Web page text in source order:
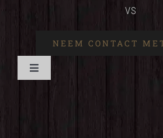
VS
NEEM CONTACT
Navigatie